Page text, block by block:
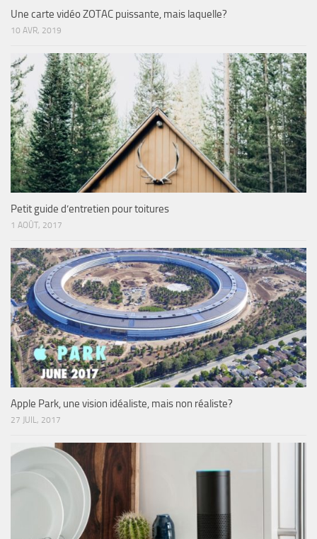
Une carte vidéo ZOTAC puissante, mais laquelle?
10 AVR, 2019
Petit guide d’entretien pour toitures
1 AOÛT, 2017
Apple Park, une vision idéaliste, mais non réaliste?
27 JUIL, 2017